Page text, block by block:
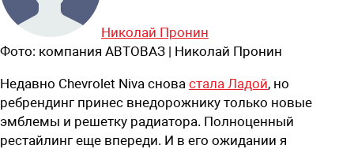
Николай Пронин
Фото: компания АВТОВАЗ | Николай Пронин
Недавно Chevrolet Niva снова стала Ладой, но
ребрендинг принес внедорожнику только новые
эмблемы и решетку радиатора. Полноценный
рестайлинг еще впереди. И в его ожидании я